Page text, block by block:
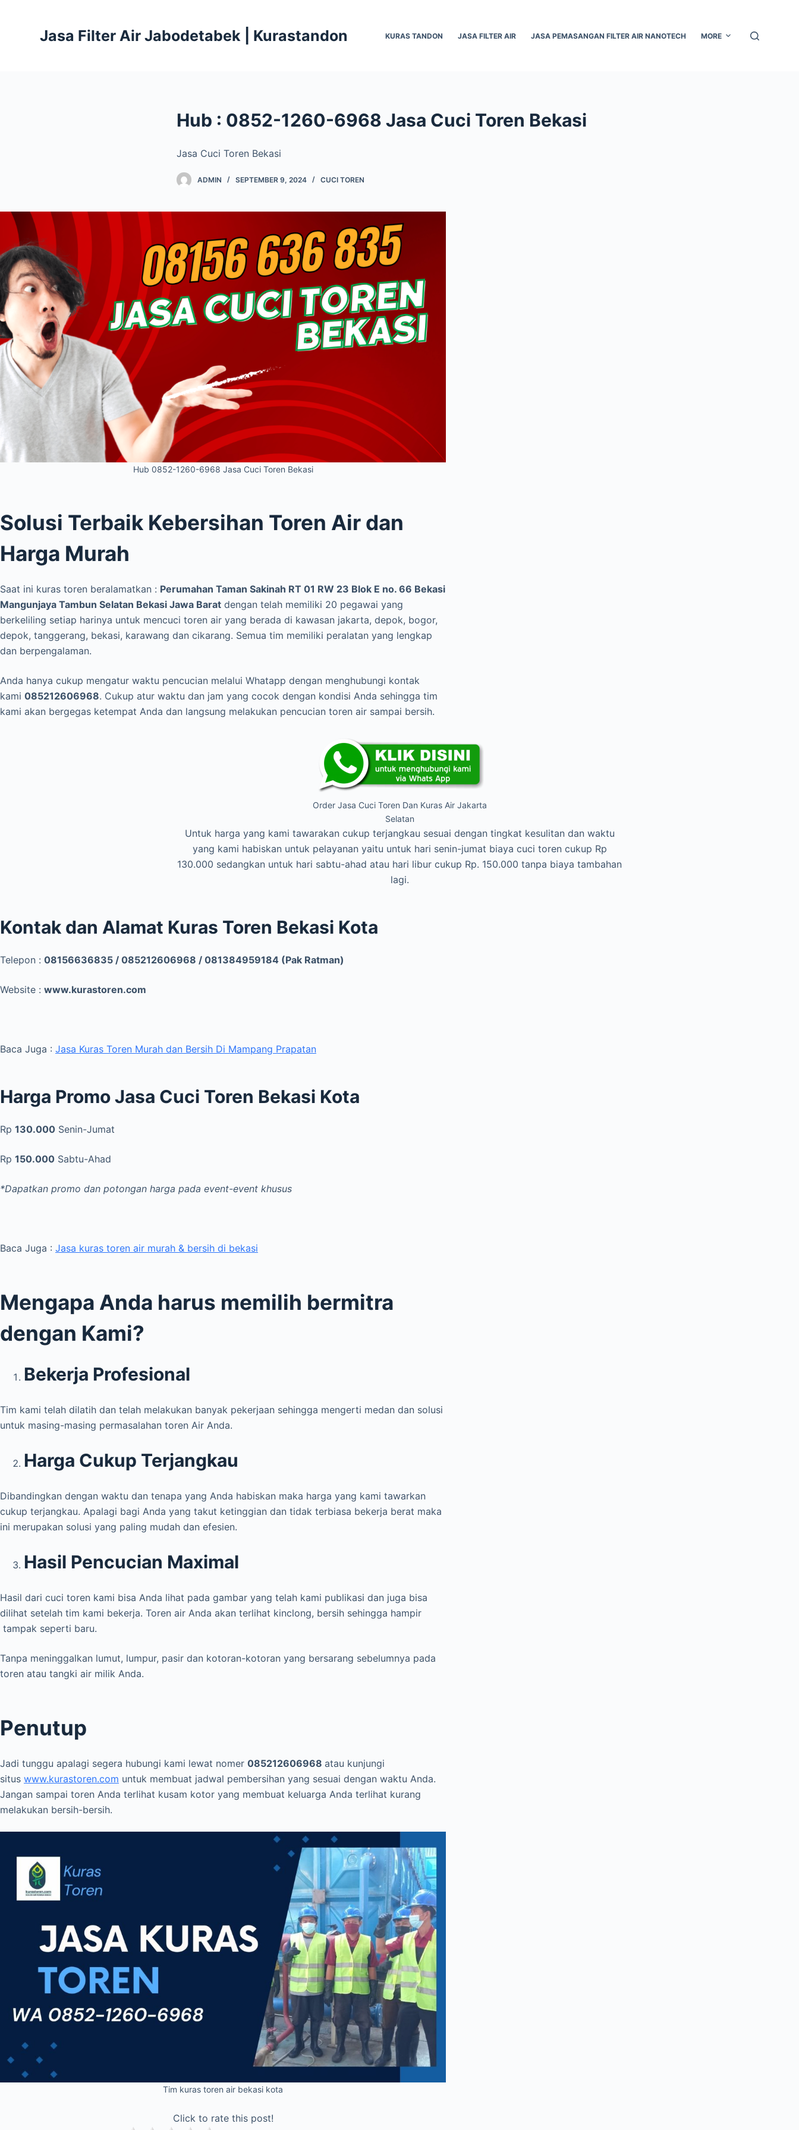
Jasa Filter Air Jabodetabek | Kurastandon KURAS TANDON JASA FILTER AIR JASA PEMASANGAN FILTER AIR NANOTECH MORE
Hub : 0852-1260-6968 Jasa Cuci Toren Bekasi
Jasa Cuci Toren Bekasi
ADMIN SEPTEMBER 9, 2024 CUCI TOREN
Hub 0852-1260-6968 Jasa Cuci Toren Bekasi
Solusi Terbaik Kebersihan Toren Air dan
Harga Murah
Saat ini kuras toren beralamatkan : Perumahan Taman Sakinah RT 01 RW 23 Blok E no. 66 Bekasi
Mangunjaya Tambun Selatan Bekasi Jawa Barat dengan telah memiliki 20 pegawai yang
berkeliling setiap harinya untuk mencuci toren air yang berada di kawasan jakarta, depok, bogor,
depok, tanggerang, bekasi, karawang dan cikarang. Semua tim memiliki peralatan yang lengkap
dan berpengalaman.
Anda hanya cukup mengatur waktu pencucian melalui Whatapp dengan menghubungi kontak
kami 085212606968. Cukup atur waktu dan jam yang cocok dengan kondisi Anda sehingga tim
kami akan bergegas ketempat Anda dan langsung melakukan pencucian toren air sampai bersih.
Order Jasa Cuci Toren Dan Kuras Air Jakarta
Selatan
Untuk harga yang kami tawarakan cukup terjangkau sesuai dengan tingkat kesulitan dan waktu
yang kami habiskan untuk pelayanan yaitu untuk hari senin-jumat biaya cuci toren cukup Rp
130.000 sedangkan untuk hari sabtu-ahad atau hari libur cukup Rp. 150.000 tanpa biaya tambahan
lagi.
Kontak dan Alamat Kuras Toren Bekasi Kota
Telepon : 08156636835 / 085212606968 / 081384959184 (Pak Ratman)
Website : www.kurastoren.com
Baca Juga : Jasa Kuras Toren Murah dan Bersih Di Mampang Prapatan
Harga Promo Jasa Cuci Toren Bekasi Kota
Rp 130.000 Senin-Jumat
Rp 150.000 Sabtu-Ahad
*Dapatkan promo dan potongan harga pada event-event khusus
Baca Juga : Jasa kuras toren air murah & bersih di bekasi
Mengapa Anda harus memilih bermitra
dengan Kami?
Bekerja Profesional
Tim kami telah dilatih dan telah melakukan banyak pekerjaan sehingga mengerti medan dan solusi
untuk masing-masing permasalahan toren Air Anda.
Harga Cukup Terjangkau
Dibandingkan dengan waktu dan tenapa yang Anda habiskan maka harga yang kami tawarkan
cukup terjangkau. Apalagi bagi Anda yang takut ketinggian dan tidak terbiasa bekerja berat maka
ini merupakan solusi yang paling mudah dan efesien.
Hasil Pencucian Maximal
Hasil dari cuci toren kami bisa Anda lihat pada gambar yang telah kami publikasi dan juga bisa
dilihat setelah tim kami bekerja. Toren air Anda akan terlihat kinclong, bersih sehingga hampir
tampak seperti baru.
Tanpa meninggalkan lumut, lumpur, pasir dan kotoran-kotoran yang bersarang sebelumnya pada
toren atau tangki air milik Anda.
Penutup
Jadi tunggu apalagi segera hubungi kami lewat nomer 085212606968 atau kunjungi
situs www.kurastoren.com untuk membuat jadwal pembersihan yang sesuai dengan waktu Anda.
Jangan sampai toren Anda terlihat kusam kotor yang membuat keluarga Anda terlihat kurang
melakukan bersih-bersih.
Tim kuras toren air bekasi kota
Click to rate this post!